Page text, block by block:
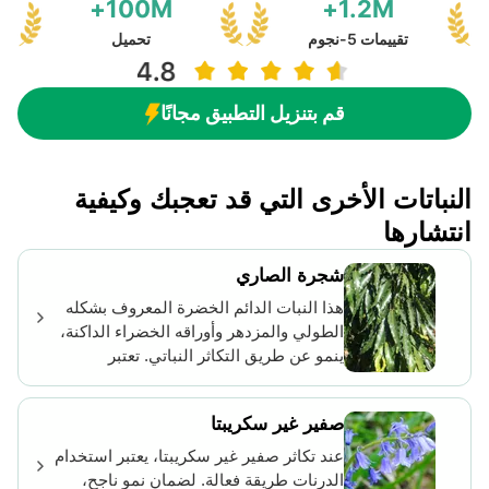
1.2M+
تقييمات 5-نجوم
100M+
تحميل
قم بتنزيل التطبيق مجانًا
النباتات الأخرى التي قد تعجبك وكيفية
انتشارها
شجرة الصاري
هذا النبات الدائم الخضرة المعروف بشكله
الطولي والمزدهر وأوراقه الخضراء الداكنة،
ينمو عن طريق التكاثر النباتي. تعتبر
الأجزاء نصف الناضجة. يجب غمس هذه
القصاصات، المأخوذة بشكل مثالي من
الأغصان الصغيرة، في هرمون تجذير لزيادة
نجاحها قبل زراعتها في خليط تربة جيد
صفير غير سكريبتا
عند تكاثر صفير غير سكريبتا، يعتبر استخدام
الدرنات طريقة فعالة. لضمان نمو ناجح،